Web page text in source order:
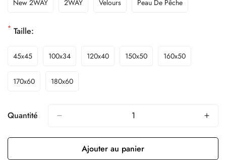
New 2WAY 2WAY Velours Peau De Pêche
* Taille:
45x45 100x34 120x40 150x50 160x50
170x60 180x60
Quantité
Ajouter au panier